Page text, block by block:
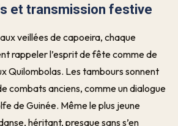
et transmission festive
veillées de capoeira, chaque
rappeler l’esprit de fête comme de
Quilombolas. Les tambours sonnent
combats anciens, comme un dialogue
de Guinée. Même le plus jeune
héritant, presque sans s’en